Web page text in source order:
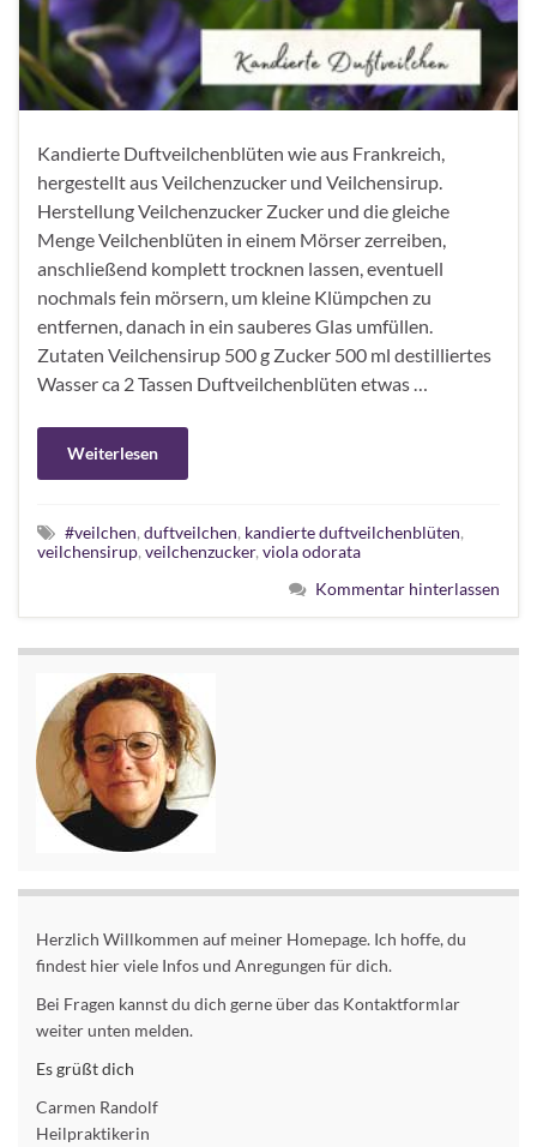
Kandierte Duftveilchenblüten wie aus Frankreich,
hergestellt aus Veilchenzucker und Veilchensirup.
Herstellung Veilchenzucker Zucker und die gleiche
Menge Veilchenblüten in einem Mörser zerreiben,
anschließend komplett trocknen lassen, eventuell
nochmals fein mörsern, um kleine Klümpchen zu
entfernen, danach in ein sauberes Glas umfüllen.
Zutaten Veilchensirup 500 g Zucker 500 ml destilliertes
Wasser ca 2 Tassen Duftveilchenblüten etwas …
Weiterlesen
#veilchen, duftveilchen, kandierte duftveilchenblüten,
veilchensirup, veilchenzucker, viola odorata
Kommentar hinterlassen
Herzlich Willkommen auf meiner Homepage. Ich hoffe, du
findest hier viele Infos und Anregungen für dich.
Bei Fragen kannst du dich gerne über das Kontaktformlar
weiter unten melden.
Es grüßt dich
Carmen Randolf
Heilpraktikerin